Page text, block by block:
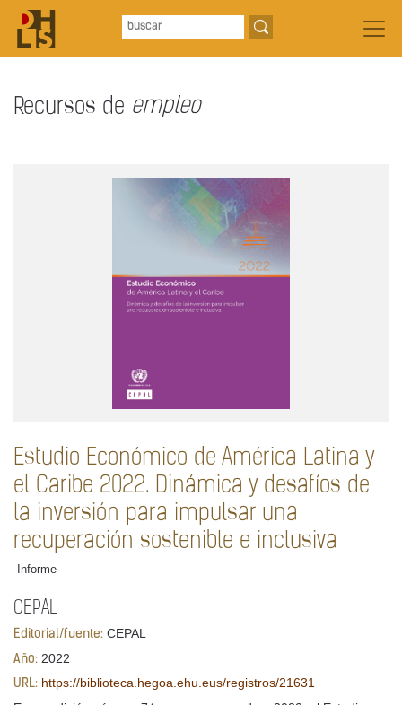
Recursos de empleo
Estudio Económico de América Latina y
el Caribe 2022. Dinámica y desafíos de
la inversión para impulsar una
recuperación sostenible e inclusiva
-Informe-
CEPAL
Editorial/fuente: CEPAL
Año: 2022
URL: https://biblioteca.hegoa.ehu.eus/registros/21631